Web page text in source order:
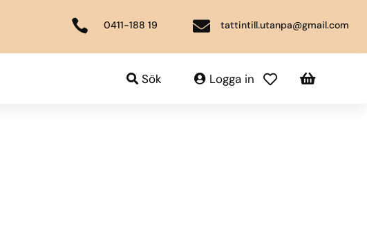
 0411-188 19  tattintill.utanpa@gmail.com
 
Logga in
Sök